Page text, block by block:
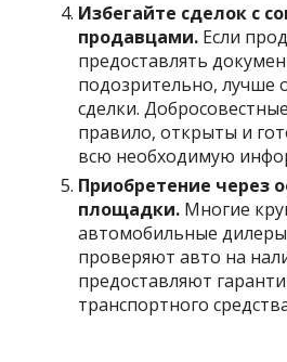
Избегайте сделок с
продавцами. Если
предоставлять
подозрительно, лучше
сделки.
правило, открыты и
всю необходимую
Приобретение через
площадки. Многие
автомобильные
проверяют авто на
предоставляют
транспортного